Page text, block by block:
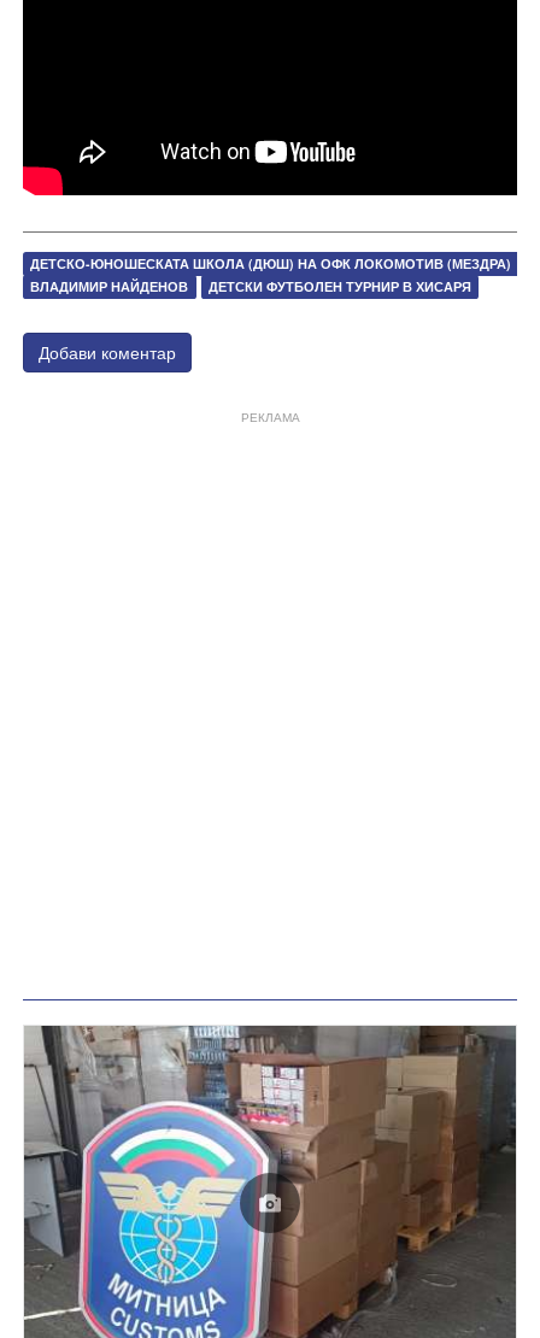
ДЕТСКО-ЮНОШЕСКАТА ШКОЛА (ДЮШ) НА ОФК ЛОКОМОТИВ (МЕЗДРА)
ВЛАДИМИР НАЙДЕНОВ
ДЕТСКИ ФУТБОЛЕН ТУРНИР В ХИСАРЯ
Добави коментар
РЕКЛАМА